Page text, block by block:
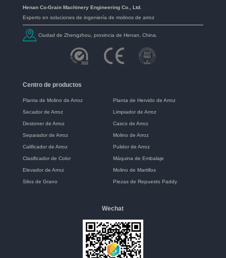
Henan Co-Grain Machinery Engineering Co., Ltd.
Experto en soluciones de ingeniería de molinos de arroz
Ciudad de Zhengzhou, provincia de Henan, China.
Centro de productos
Planta de Molino de Arroz Planta de Hervido de Arroz
Secador de Arroz Limpiador de Arroz
Destoner de Arroz Casco de Arroz
Separador de Arroz Molino de Arroz
Calificador de Arroz Pulidor de Arroz
Clasificador de Color Máquina de Embalaje
Elevador de Arroz Molino de Martillos
Silos de Grano Piezas de Repuesto Paddy
Wechat